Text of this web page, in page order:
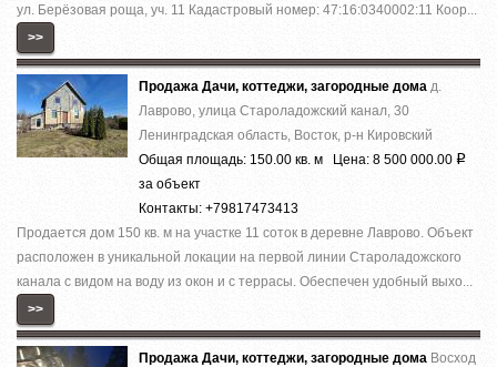
ул. Берёзовая роща, уч. 11 Кадастровый номер: 47:16:0340002:11 Коор...
>>
Продажа Дачи, коттеджи, загородные дома д.
Лаврово, улица Староладожский канал, 30
Ленинградская область, Восток, р-н Кировский
Общая площадь: 150.00 кв. м Цена: 8 500 000.00 Р
за объект
Контакты: +79817473413
Продается дом 150 кв. м на участке 11 соток в деревне Лаврово. Объект
расположен в уникальной локации на первой линии Староладожского
канала с видом на воду из окон и с террасы. Обеспечен удобный выхо...
>>
Продажа Дачи, коттеджи, загородные дома Восход